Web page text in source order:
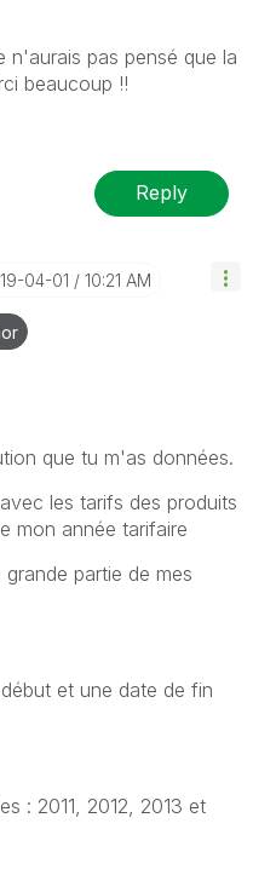
pas pensé que la
beaucoup !!
Reply
04-01 10:21 AM
que tu m'as données.
les tarifs des produits
mon année tarifaire
partie de mes
et une date de fin
: 2011, 2012, 2013 et